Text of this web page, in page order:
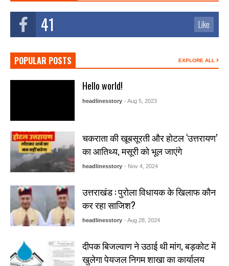
41 Like
POPULAR POSTS EXPLORE ALL
Hello world!
headlinesstory - Aug 5, 2023
चकराता की खूबसूरती और होटल ‘उत्तरायण’
का आतिथ्य, मसूरी को भूल जाएंगे
headlinesstory - Nov 4, 2024
उत्तराखंड : पुरोला विधायक के खिलाफ कौन
कर रहा साजिश?
headlinesstory - Aug 28, 2024
दीपक बिजल्वाण ने उठाई थी मांग, बड़कोट में
खुलेगा पेयजल निगम शाखा का कार्यालय